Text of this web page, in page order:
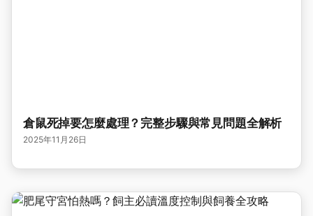
倉鼠死掉要怎麼處理？完整步驟與常見問題全解析
2025年11月26日